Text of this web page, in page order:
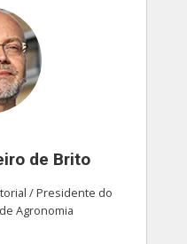
de Brito
/ Presidente do
Agronomia